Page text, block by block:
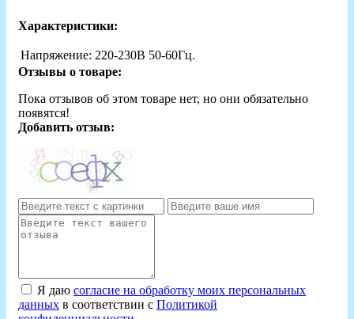
Характеристики:
Напряжение: 220-230В 50-60Гц.
Отзывы о товаре:
Пока отзывов об этом товаре нет, но они обязательно
появятся!
Добавить отзыв:
Я даю согласие на обработку моих персональных
данных в соответствии с Политикой